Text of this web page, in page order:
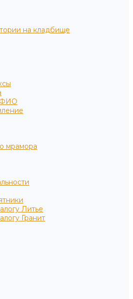
на кладбище
ФИО
мрамора
Литье
Гранит